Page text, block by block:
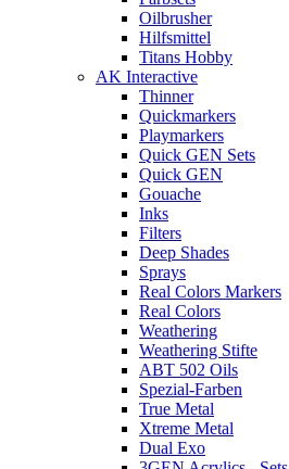
Oilbrusher
Hilfsmittel
Titans Hobby
AK Interactive
Thinner
Quickmarkers
Playmarkers
Quick GEN Sets
Quick GEN
Gouache
Inks
Filters
Deep Shades
Sprays
Real Colors Markers
Real Colors
Weathering
Weathering Stifte
ABT 502 Oils
Spezial-Farben
True Metal
Xtreme Metal
Dual Exo